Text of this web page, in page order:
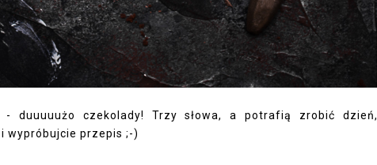
- duuuuużo czekolady! Trzy słowa, a potrafią zrobić dzień,
wypróbujcie przepis ;-)